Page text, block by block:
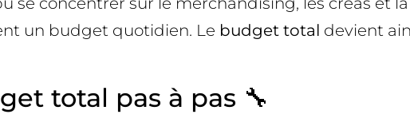
un budget quotidien. Le budget total devient
total pas à pas 🔧